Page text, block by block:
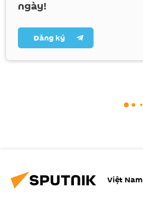
ngày!
Đăng ký
Việt Nam